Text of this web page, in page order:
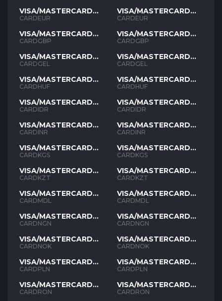
VISA/MASTERCARD
EUR
CARDEUR
VISA/MASTERCARD
GBP
CARDGBP
VISA/MASTERCARD
GEL
CARDGEL
VISA/MASTERCARD
HUF
CARDHUF
VISA/MASTERCARD
IDR
CARDIDR
VISA/MASTERCARD
INR
CARDINR
VISA/MASTERCARD
KGS
CARDKGS
VISA/MASTERCARD
KZT
CARDKZT
VISA/MASTERCARD
MDL
CARDMDL
VISA/MASTERCARD
NGN
CARDNGN
VISA/MASTERCARD
NOK
CARDNOK
VISA/MASTERCARD
PLN
CARDPLN
VISA/MASTERCARD
RON
CARDRON
VISA/MASTERCARD
EUR
CARDEUR
VISA/MASTERCARD
GBP
CARDGBP
VISA/MASTERCARD
GEL
CARDGEL
VISA/MASTERCARD
HUF
CARDHUF
VISA/MASTERCARD
IDR
CARDIDR
VISA/MASTERCARD
INR
CARDINR
VISA/MASTERCARD
KGS
CARDKGS
VISA/MASTERCARD
KZT
CARDKZT
VISA/MASTERCARD
MDL
CARDMDL
VISA/MASTERCARD
NGN
CARDNGN
VISA/MASTERCARD
NOK
CARDNOK
VISA/MASTERCARD
PLN
CARDPLN
VISA/MASTERCARD
RON
CARDRON